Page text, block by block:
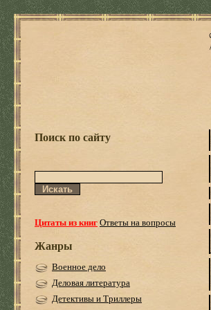
Поиск по сайту
Цитаты из книгОтветы на вопросы
Жанры
Военное дело
Деловая литература
Детективы и Триллеры